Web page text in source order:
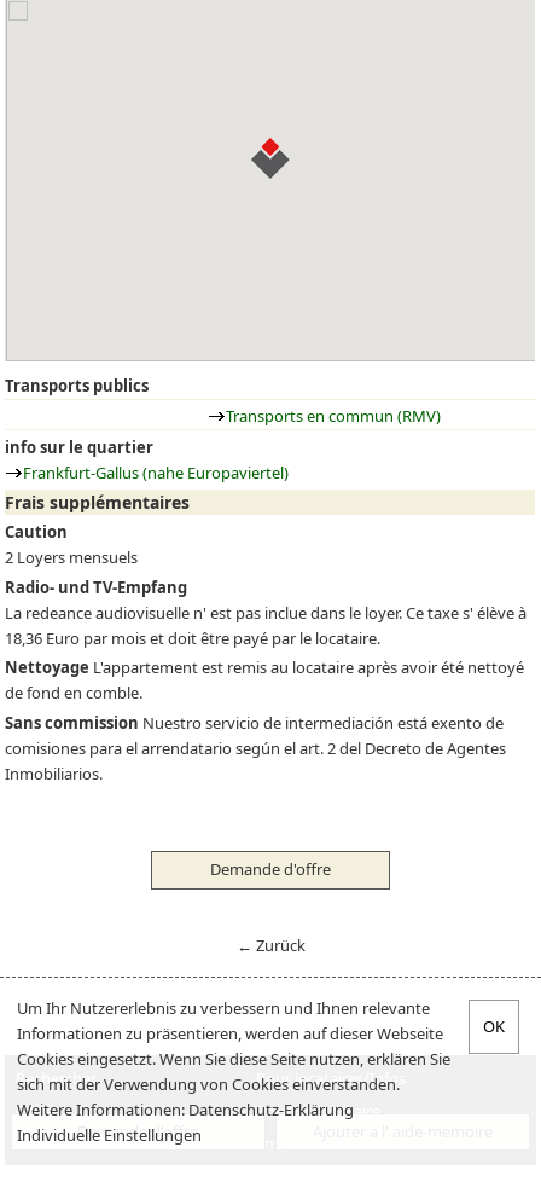
Demande d'offre
Transports publics
Transports en commun (RMV)
info sur le quartier
Frankfurt-Gallus (nahe Europaviertel)
Frais supplémentaires
Caution
2 Loyers mensuels
Radio- und TV-Empfang
La redeance audiovisuelle n' est pas inclue dans le loyer. Ce taxe s' élève à
18,36 Euro par mois et doit être payé par le locataire.
Nettoyage L'appartement est remis au locataire après avoir été nettoyé
de fond en comble.
Sans commission Nuestro servicio de intermediación está exento de
comisiones para el arrendatario según el art. 2 del Decreto de Agentes
Inmobiliarios.
Demande d'offre
← Zurück
Rechercher
Pour locataires/Infos
Offre
Pour propriétaire
Verkaufen
Um Ihr Nutzererlebnis zu verbessern und Ihnen relevante
Informationen zu präsentieren, werden auf dieser Webseite
Cookies eingesetzt. Wenn Sie diese Seite nutzen, erklären Sie
sich mit der Verwendung von Cookies einverstanden.
Weitere Informationen: Datenschutz-Erklärung
Individuelle Einstellungen